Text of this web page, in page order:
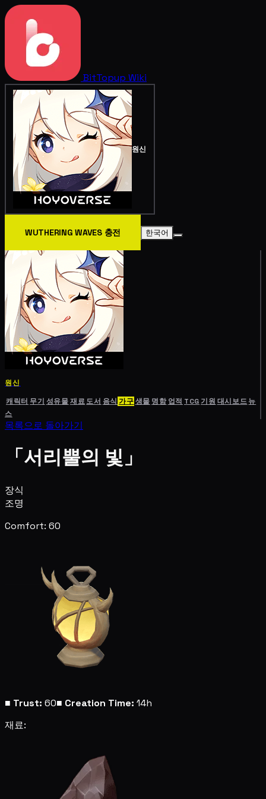
BitTopup Wiki
원신
WUTHERING WAVES 충전 한국어
원신
캐릭터 무기 성유물재료도서 음식 가구생물 명함 업적 TCG기원 대시보드뉴
스
목록으로 돌아가기
「서리뿔의 빛」
장식
조명
Comfort: 60
■ Trust: 60■ Creation Time: 14h
재료: